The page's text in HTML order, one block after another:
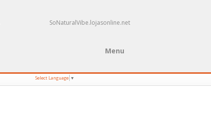
SoNaturalVibe.lojasonline.net
Menu
Select Language ▼